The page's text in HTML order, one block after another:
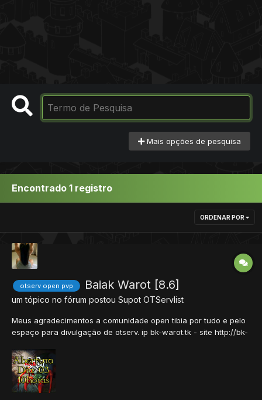
Mais opções de pesquisa
Encontrado 1 registro
ORDENAR POR
otserv open pvp Baiak Warot [8.6]
um tópico no fórum postou Supot OTServlist
Meus agradecimentos a comunidade open tibia por tudo e pelo
espaço para divulgação de otserv. ip bk-warot.tk - site http://bk-
faça você o teste. Lembrando que Domingo tem Invasão.
iniciante começa com uma boa arma, e depo...